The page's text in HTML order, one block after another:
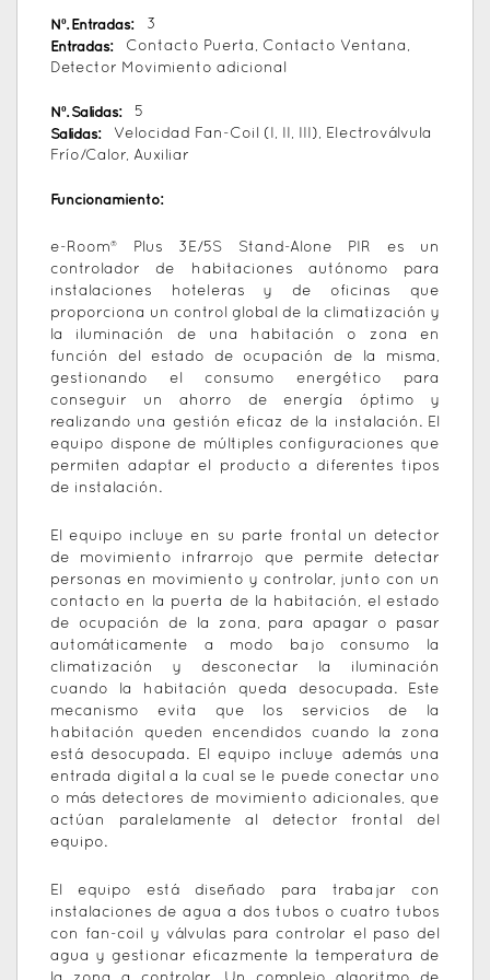
Nº. Entradas:
3
Entradas:
Contacto Puerta, Contacto Ventana,
Detector Movimiento adicional
Nº. Salidas:
5
Salidas:
Velocidad Fan-Coil (I, II, III), Electroválvula
Frío/Calor, Auxiliar
Funcionamiento:
e-Room® Plus 3E/5S Stand-Alone PIR es un
controlador de habitaciones autónomo para
instalaciones hoteleras y de oficinas que
proporciona un control global de la climatización y
la iluminación de una habitación o zona en
función del estado de ocupación de la misma,
gestionando el consumo energético para
conseguir un ahorro de energía óptimo y
realizando una gestión eficaz de la instalación. El
equipo dispone de múltiples configuraciones que
permiten adaptar el producto a diferentes tipos
de instalación.
El equipo incluye en su parte frontal un detector
de movimiento infrarrojo que permite detectar
personas en movimiento y controlar, junto con un
contacto en la puerta de la habitación, el estado
de ocupación de la zona, para apagar o pasar
automáticamente a modo bajo consumo la
climatización y desconectar la iluminación
cuando la habitación queda desocupada. Este
mecanismo evita que los servicios de la
habitación queden encendidos cuando la zona
está desocupada. El equipo incluye además una
entrada digital a la cual se le puede conectar uno
o más detectores de movimiento adicionales, que
actúan paralelamente al detector frontal del
equipo.
El equipo está diseñado para trabajar con
instalaciones de agua a dos tubos o cuatro tubos
con fan-coil y válvulas para controlar el paso del
agua y gestionar eficazmente la temperatura de